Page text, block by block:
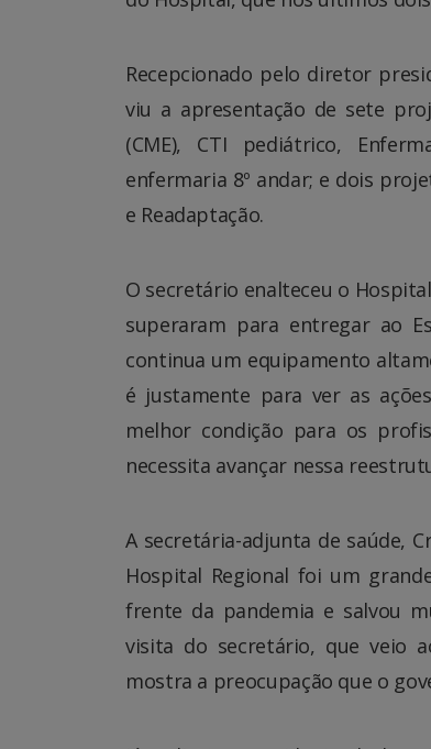
Recepcionado pelo diretor
viu a apresentação de sete
(CME), CTI pediátrico,
enfermaria 8º andar; e dois
e Readaptação.
O secretário enalteceu o
superaram para entregar ao
continua um equipamento
é justamente para ver as
melhor condição para os
necessita avançar nessa
A secretária-adjunta de saúde,
Hospital Regional foi um
frente da pandemia e salvou
visita do secretário, que veio
mostra a preocupação que o